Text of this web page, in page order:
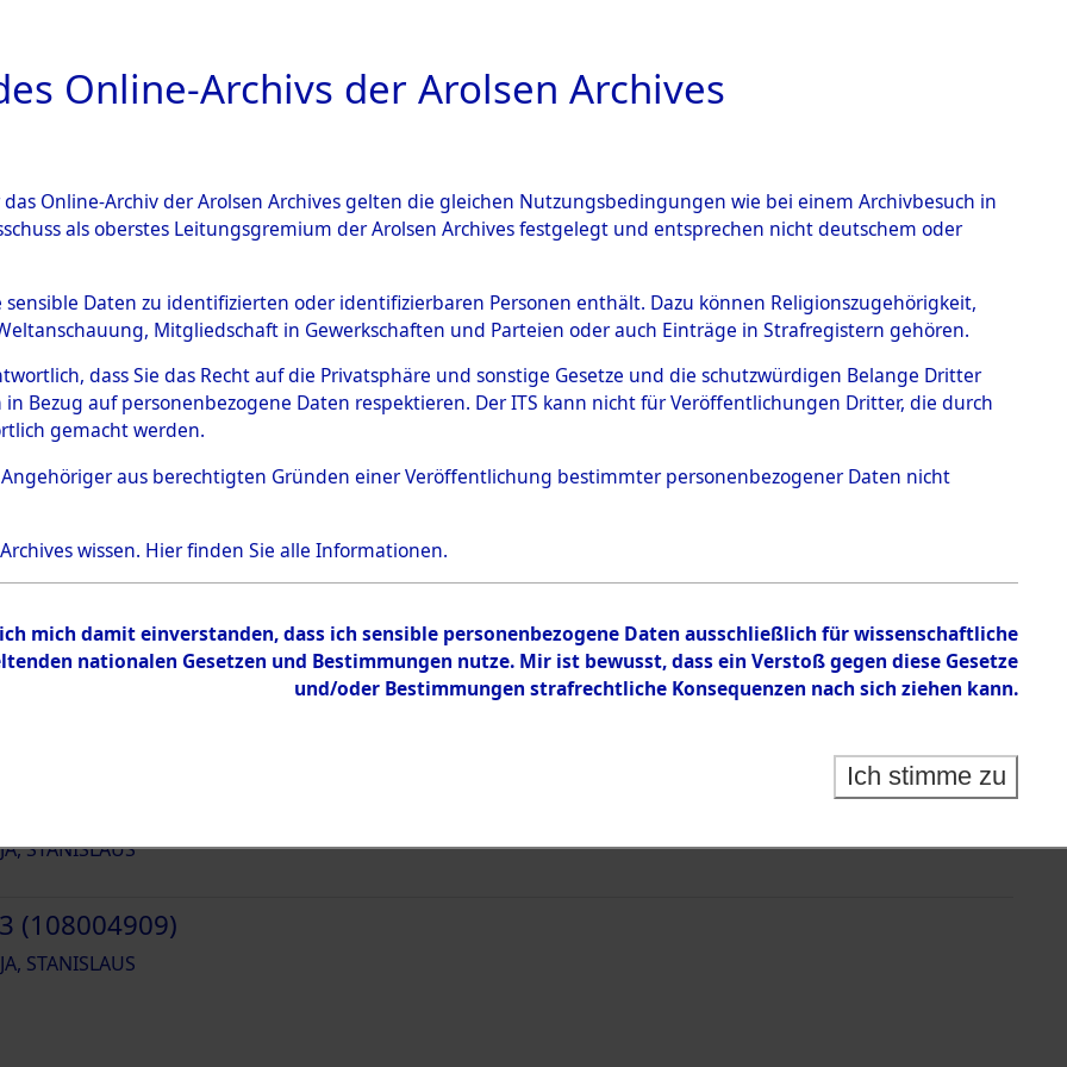
PERSONENINDEX PERSON
DOBIJA, STANISLAUS
Die Personalien des Effekteneigentümers wurden nach der ursprünglichen Inventarisierung
und Erschließung durch Nachforschungen ermittelt.
STANISLAUS
(108004909)
STANISLAUS
Online-Archivs der Arolsen Archives
Online-Archiv der Arolsen Archives gelten die gleichen Nutzungsbedingungen wie bei einem Archivbesuch in
als oberstes Leitungsgremium der Arolsen Archives festgelegt und entsprechen nicht deutschem oder
sensible Daten zu identifizierten oder identifizierbaren Personen enthält. Dazu können Religionszugehörigkeit,
Mitgliedschaft in Gewerkschaften und Parteien oder auch Einträge in Strafregistern gehören.
dass Sie das Recht auf die Privatsphäre und sonstige Gesetze und die schutzwürdigen Belange Dritter
Bezug auf personenbezogene Daten respektieren. Der ITS kann nicht für Veröffentlichungen Dritter, die durch
gemacht werden.
Angehöriger aus berechtigten Gründen einer Veröffentlichung bestimmter personenbezogener Daten nicht
wissen. Hierfinden Sie alle Informationen.
mich damit einverstanden, dass ich sensible personenbezogene Daten ausschließlich für wissenschaftliche
nationalen Gesetzen und Bestimmungen nutze. Mir ist bewusst, dass ein Verstoß gegen diese Gesetze
und/oder Bestimmungen strafrechtliche Konsequenzen nach sich ziehen kann.
Ich stimme zu